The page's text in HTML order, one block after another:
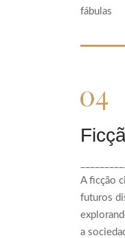
fábulas
A ficção
futuros
a